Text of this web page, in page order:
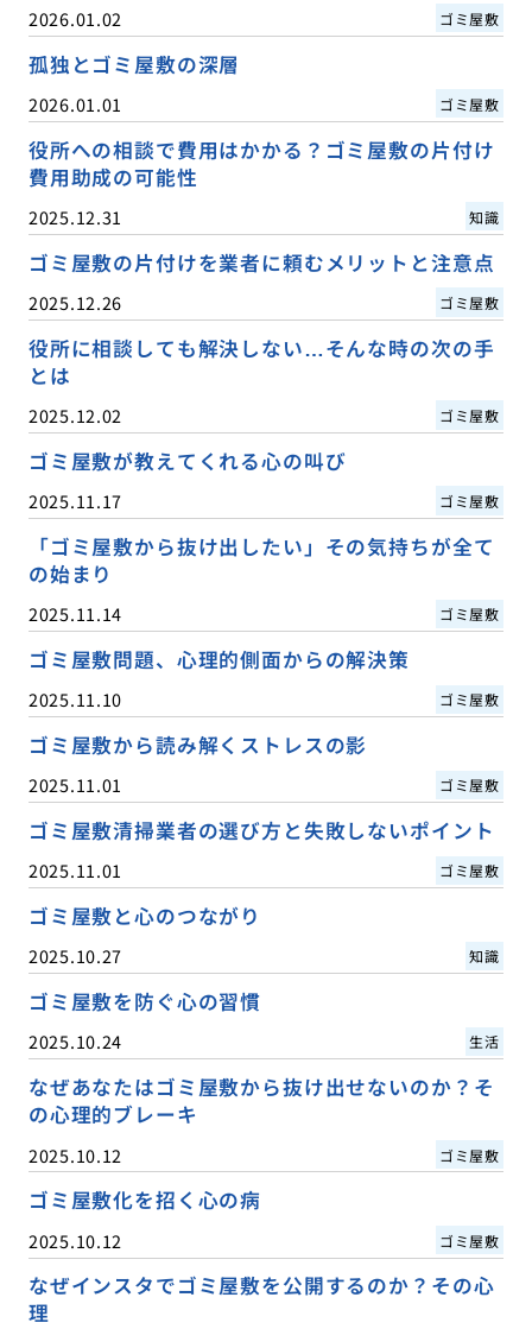
2026.01.02 ゴミ屋敷
孤独とゴミ屋敷の深層
2026.01.01 ゴミ屋敷
役所への相談で費用はかかる？ゴミ屋敷の片付け
費用助成の可能性
2025.12.31 知識
ゴミ屋敷の片付けを業者に頼むメリットと注意点
2025.12.26 ゴミ屋敷
役所に相談しても解決しない…そんな時の次の手
とは
2025.12.02 ゴミ屋敷
ゴミ屋敷が教えてくれる心の叫び
2025.11.17 ゴミ屋敷
「ゴミ屋敷から抜け出したい」その気持ちが全て
の始まり
2025.11.14 ゴミ屋敷
ゴミ屋敷問題、心理的側面からの解決策
2025.11.10 ゴミ屋敷
ゴミ屋敷から読み解くストレスの影
2025.11.01 ゴミ屋敷
ゴミ屋敷清掃業者の選び方と失敗しないポイント
2025.11.01 ゴミ屋敷
ゴミ屋敷と心のつながり
2025.10.27 知識
ゴミ屋敷を防ぐ心の習慣
2025.10.24 生活
なぜあなたはゴミ屋敷から抜け出せないのか？そ
の心理的ブレーキ
2025.10.12 ゴミ屋敷
ゴミ屋敷化を招く心の病
2025.10.12 ゴミ屋敷
なぜインスタでゴミ屋敷を公開するのか？その心
理